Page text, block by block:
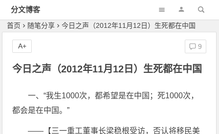
分文博客
首页 随笔分享 今日之声（2012年11月12日）生死都在中国
今日之声（2012年11月12日）生死都在中国
9
A+
一、“我生1000次，都希望是在中国；死1000次，
都会是在中国。”
——【三一重工董事长梁稳根受访，否认将移民美